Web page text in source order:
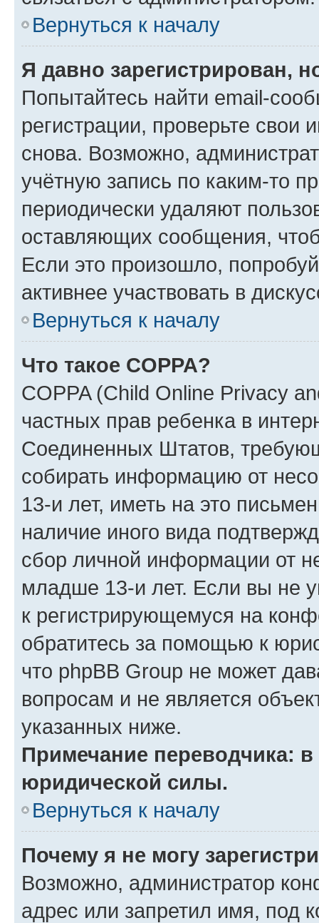
Вернуться к началу
Я давно зарегистрирован,
Попытайтесь найти email-
регистрации, проверьте свои
снова. Возможно,
учётную запись по каким-то
периодически удаляют
оставляющих сообщения,
Если это произошло,
активнее участвовать в
Вернуться к началу
Что такое COPPA?
COPPA (Child Online Privacy
частных прав ребенка в
Соединенных Штатов,
собирать информацию от
13-и лет, иметь на это
наличие иного вида
сбор личной информации от
младше 13-и лет. Если вы не
к регистрирующемуся на
обратитесь за помощью к
что phpBB Group не может
вопросам и не является
указанных ниже.
Примечание переводчика:
юридической силы.
Вернуться к началу
Почему я не могу
Возможно, администратор
адрес или запретил имя, под